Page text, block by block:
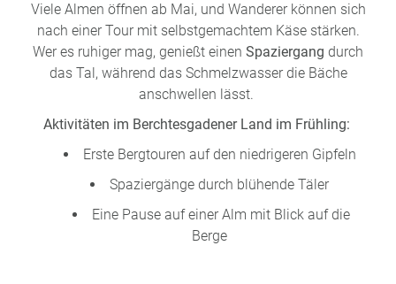
Viele Almen öffnen ab Mai, und Wanderer können sich
nach einer Tour mit selbstgemachtem Käse stärken.
Wer es ruhiger mag, genießt einen Spaziergang durch
das Tal, während das Schmelzwasser die Bäche
anschwellen lässt.
Aktivitäten im Berchtesgadener Land im Frühling:
Erste Bergtouren auf den niedrigeren Gipfeln
Spaziergänge durch blühende Täler
Eine Pause auf einer Alm mit Blick auf die
Berge